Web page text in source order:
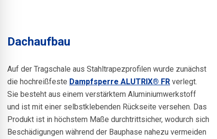
Dachaufbau
Auf der Tragschale aus Stahltrapezprofilen wurde zunächst
die hochreißfeste Dampfsperre ALUTRIX® FR verlegt.
Sie besteht aus einem verstärktem Aluminiumwerkstoff
und ist mit einer selbstklebenden Rückseite versehen. Das
Produkt ist in höchstem Maße durchtrittsicher, wodurch sich
Beschädigungen während der Bauphase nahezu vermeiden